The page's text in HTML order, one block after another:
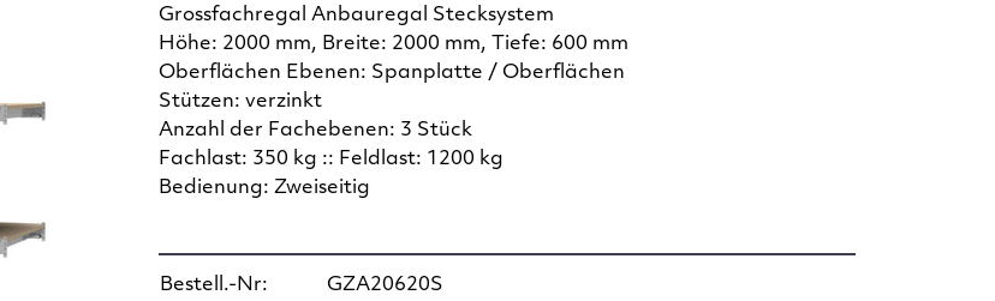
Grossfachregal Anbauregal Stecksystem
Höhe: 2000 mm, Breite: 2000 mm, Tiefe: 600 mm
Oberflächen Ebenen: Spanplatte / Oberflächen
Stützen: verzinkt
Anzahl der Fachebenen: 3 Stück
Fachlast: 350 kg :: Feldlast: 1200 kg
Bedienung: Zweiseitig
Bestell.-Nr: GZA20620S